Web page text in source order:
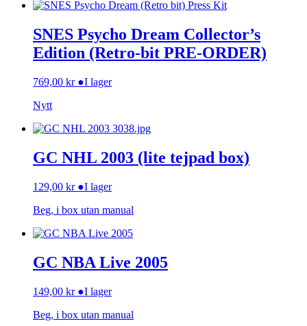
SNES Psycho Dream Collector’s
Edition (Retro-bit PRE-ORDER)
769,00 kr ●I lager
Nytt
GC NHL 2003 (lite tejpad box)
129,00 kr ●I lager
Beg, i box utan manual
GC NBA Live 2005
149,00 kr ●I lager
Beg, i box utan manual